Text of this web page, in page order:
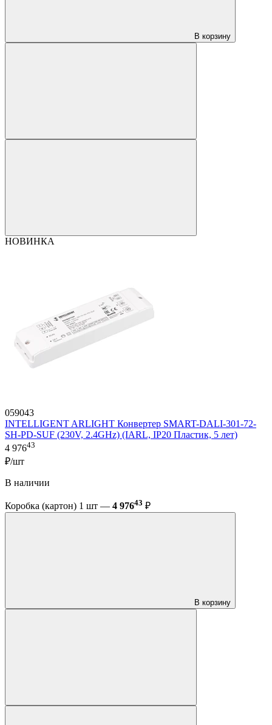
В корзину
НОВИНКА
059043
INTELLIGENT ARLIGHT Конвертер SMART-DALI-301-72-
SH-PD-SUF (230V, 2.4GHz) (IARL, IP20 Пластик, 5 лет)
4 97643
₽/шт
В наличии
Коробка (картон) 1 шт — 4 97643 ₽
В корзину